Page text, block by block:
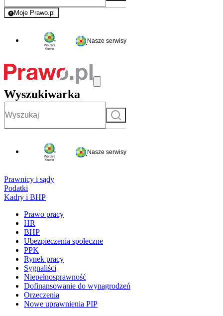
Moje Prawo.pl
- rejestracja i logowanie do serwisu
Nasze serwisy
Wyszukiwarka
Szukaj
Nasze serwisy
Prawnicy i sądy
Podatki
Kadry i BHP
Prawo pracy
HR
BHP
Ubezpieczenia społeczne
PPK
Rynek pracy
Sygnaliści
Niepełnosprawność
Dofinansowanie do wynagrodzeń
Orzeczenia
Nowe uprawnienia PIP